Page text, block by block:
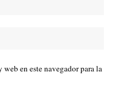
en este navegador para la